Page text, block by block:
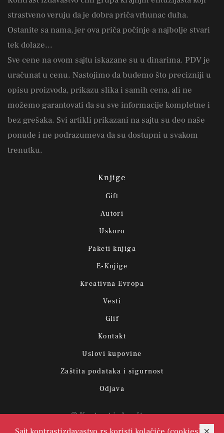
strastveno veruju da je dobra priča vrhunac duha.
Ostanite sa nama, jer ova priča počinje a najbolje stvari
tek dolaze...
Sve cene na ovom sajtu iskazane su u dinarima. PDV je
uračunat u cenu. Nastojimo da budemo što precizniji u
opisu proizvoda, prikazu slika i samih cena, ali ne
možemo garantovati da su sve informacije kompletne i
bez grešaka. Svi artikli prikazani na sajtu su deo naše
ponude i ne podrazumeva da su dostupni u svakom
trenutku.
Knjige
Gift
Autori
Uskoro
Paketi knjiga
E-Knjige
Kreativna Evropa
Vesti
Glif
Kontakt
Uslovi kupovine
Zaštita podataka i sigurnost
Odjava
© Kontrast izdavaštvo.